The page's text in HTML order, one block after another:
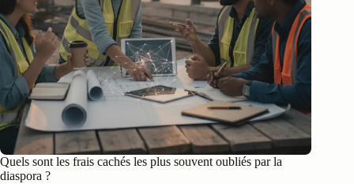
Quels sont les frais cachés les plus souvent oubliés par la
diaspora ?